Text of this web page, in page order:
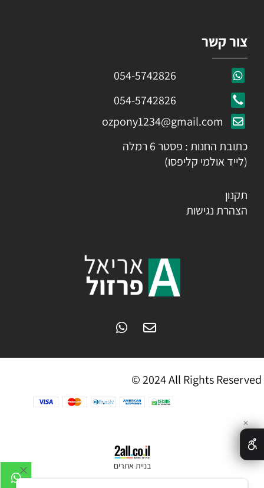
צור קשר
054-5742826
054-5742826
ozpony1234@gmail.com
כתובת החנות : פסטר 6 רמלה
(לייד אולמי קליפסו)
תקנון
הצהרת נגישות
© 2024 All Rights Reserved
בניית אתרים
✕